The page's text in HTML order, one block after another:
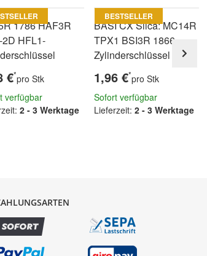
1786 HAF3R
HFL1-
€*pro Stk
verfügbar
2 - 3 Werktage
BESTSELLER
BASI CX Silca: MC14R
TPX1 BSI3R 1866
Zylinderschlüssel
1,96 €*pro Stk
Sofort verfügbar
Lieferzeit: 2 - 3 Werktage